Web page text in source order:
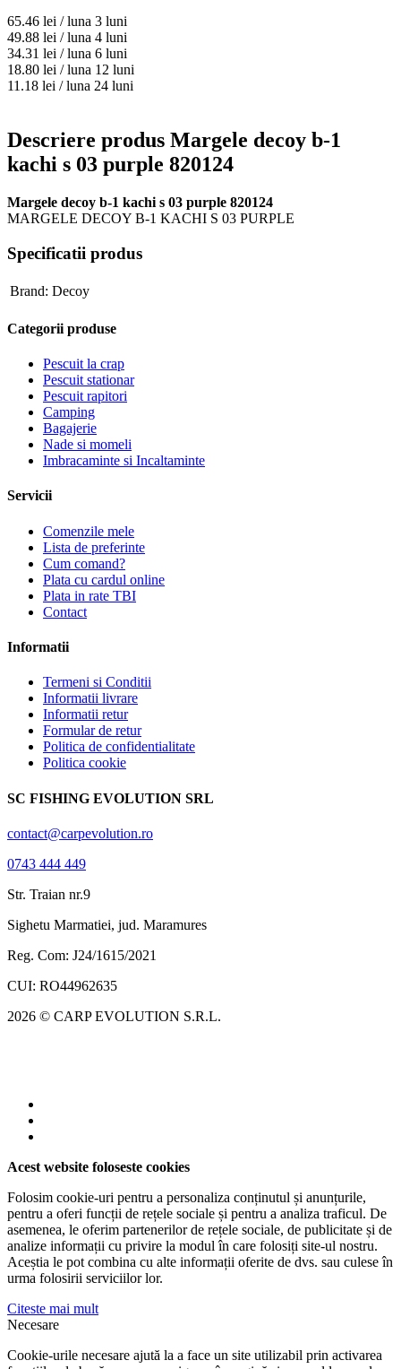
65.46 lei / luna 3 luni
49.88 lei / luna 4 luni
34.31 lei / luna 6 luni
18.80 lei / luna 12 luni
11.18 lei / luna 24 luni
Descriere produs Margele decoy b-1
kachi s 03 purple 820124
Margele decoy b-1 kachi s 03 purple 820124
MARGELE DECOY B-1 KACHI S 03 PURPLE
Specificatii produs
Brand: Decoy
Categorii produse
Pescuit la crap
Pescuit stationar
Pescuit rapitori
Camping
Bagajerie
Nade si momeli
Imbracaminte si Incaltaminte
Servicii
Comenzile mele
Lista de preferinte
Cum comand?
Plata cu cardul online
Plata in rate TBI
Contact
Informatii
Termeni si Conditii
Informatii livrare
Informatii retur
Formular de retur
Politica de confidentialitate
Politica cookie
SC FISHING EVOLUTION SRL
contact@carpevolution.ro
0743 444 449
Str. Traian nr.9
Sighetu Marmatiei, jud. Maramures
Reg. Com: J24/1615/2021
CUI: RO44962635
2026 © CARP EVOLUTION S.R.L.
Acest website foloseste cookies
Folosim cookie-uri pentru a personaliza conținutul și anunțurile,
pentru a oferi funcții de rețele sociale și pentru a analiza traficul. De
asemenea, le oferim partenerilor de rețele sociale, de publicitate și de
analize informații cu privire la modul în care folosiți site-ul nostru.
Aceștia le pot combina cu alte informații oferite de dvs. sau culese în
urma folosirii serviciilor lor.
Citeste mai mult
Necesare
Cookie-urile necesare ajută la a face un site utilizabil prin activarea